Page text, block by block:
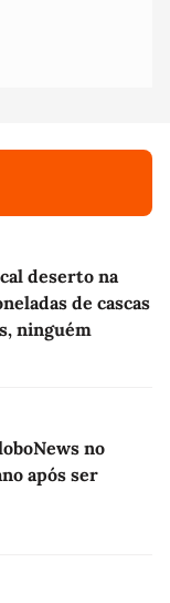
deserto na
de cascas
ninguém
no
após ser